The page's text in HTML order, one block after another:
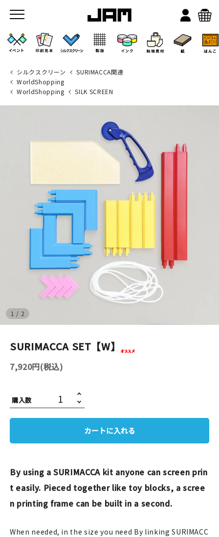
印刷見本
シルクスクリーン
無地素材
本
台湾グッズ
在庫限り
シルクスクリーン
SURIMACCA関連
WorldShopping
WorldShopping
SILK SCREEN
1 / 2
SURIMACCA SET【W】
7,920円(税込)
購入数
カートに入れる
By using a SURIMACCA kit anyone can screen prin
t easily. Pieced together like toy blocks, a scree
n printing frame can be built in a second.
When needed, in the size you need By linking SURIMACC